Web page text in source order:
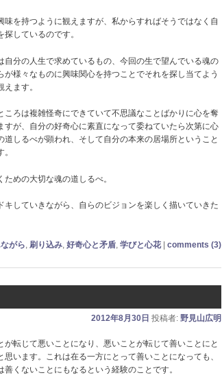
味を持つように観えますが、私からすればそうではなく自
しているのです。
自分の人生で求めているもの、今回の生で望んでいる魂の
が様々なものに興味関心を持つことでそれを探し当てよう
ます。
ころは複雑怪奇にできていて不思議なことばかりに心を奪
すが、自分の好奇心に素直になって委ねていたら次第に心
道しるべが顕われ、そして自分の本来の居場所ということ
めの大切な魂の道しるべ。
キしていきながら、自らのビジョンを楽しく描いていきた
がら, 刷り込み, 好奇心と矛盾, 学びと心花 | comments (3)
2012年8月30日 投稿者: 野見山広明
が転じて悪いことになり、悪いことが転じて善いことにと
います。これは在る一方にとって善いことになっても、
くないことにもなるという経験のことです。